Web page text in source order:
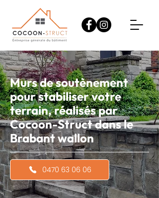
Murs de soutènement
pour stabiliser votre
terrain, réalisés par
Cocoon-Struct dans le
Brabant wallon
0470 63 06 06